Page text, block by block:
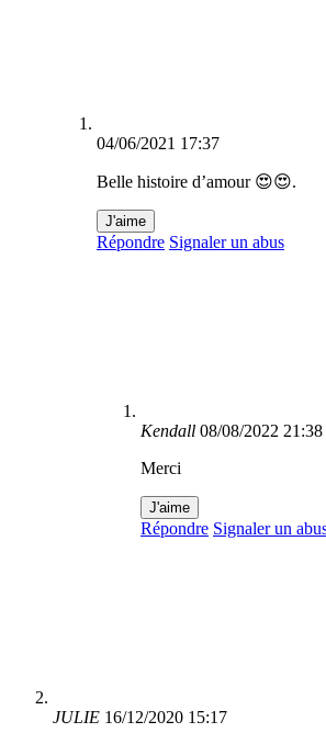
04/06/2021 17:37
Belle histoire d’amour 😍😍.
J'aime
Répondre Signaler un abus
Kendall 08/08/2022 21:38
Merci
J'aime
Répondre Signaler un
JULIE 16/12/2020 15:17